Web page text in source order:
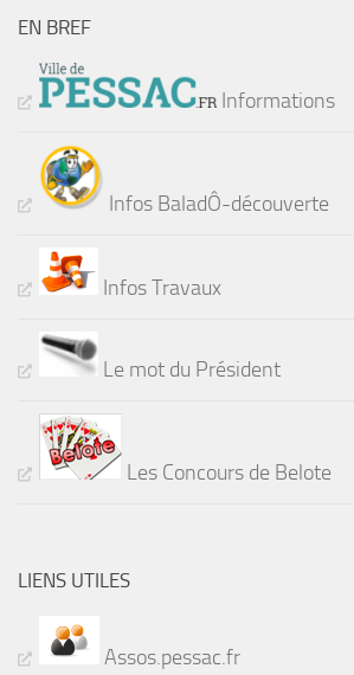
EN BREF
Informations
Infos BaladÔ-découverte
Infos Travaux
Le mot du Président
Les Concours de Belote
LIENS UTILES
Assos.pessac.fr